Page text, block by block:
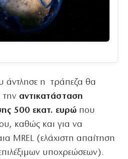
άντλησε η τράπεζα θα
την αντικατάσταση
500 εκατ. ευρώ που
καθώς και για να
MREL (ελάχιστη απαίτηση
υποχρεώσεων).